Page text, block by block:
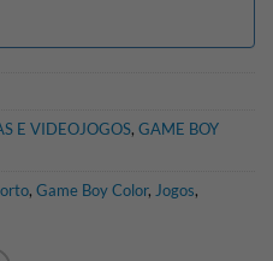
E VIDEOJOGOS, GAME BOY
, Game Boy Color, Jogos,